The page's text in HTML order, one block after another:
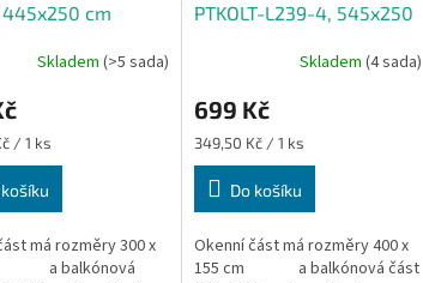
cm
Skladem (>5 sada)
/ 1 ks
má rozměry 300 x
a balkónová
PTKOLT-L239-4, 545x250
Skladem (4 sada)
699 Kč
Měrná
cena:
349,50 Kč / 1 ks
Do košíku
Okenní část má rozměry 400 x
155 cm a balkónová část